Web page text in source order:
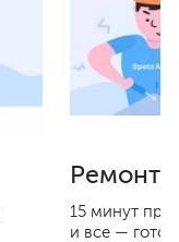
15 минут
и все —